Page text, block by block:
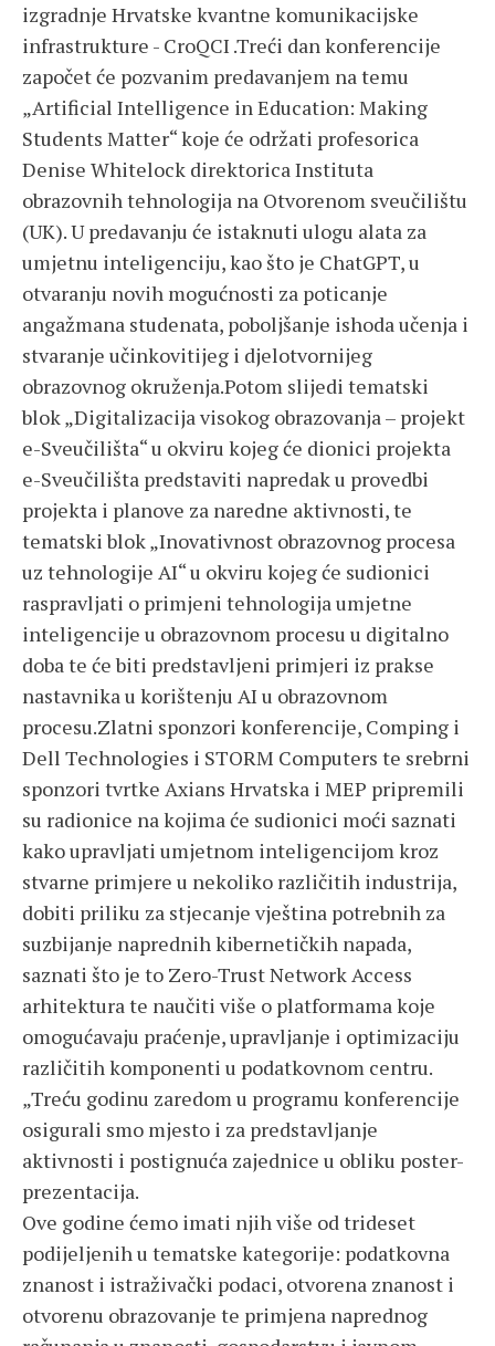
izgradnje Hrvatske kvantne komunikacijske
infrastrukture - CroQCI .Treći dan konferencije
započet će pozvanim predavanjem na temu
„Artificial Intelligence in Education: Making
Students Matter“ koje će održati profesorica
Denise Whitelock direktorica Instituta
obrazovnih tehnologija na Otvorenom sveučilištu
(UK). U predavanju će istaknuti ulogu alata za
umjetnu inteligenciju, kao što je ChatGPT, u
otvaranju novih mogućnosti za poticanje
angažmana studenata, poboljšanje ishoda učenja i
stvaranje učinkovitijeg i djelotvornijeg
obrazovnog okruženja.Potom slijedi tematski
blok „Digitalizacija visokog obrazovanja – projekt
e-Sveučilišta“ u okviru kojeg će dionici projekta
e-Sveučilišta predstaviti napredak u provedbi
projekta i planove za naredne aktivnosti, te
tematski blok „Inovativnost obrazovnog procesa
uz tehnologije AI“ u okviru kojeg će sudionici
raspravljati o primjeni tehnologija umjetne
inteligencije u obrazovnom procesu u digitalno
doba te će biti predstavljeni primjeri iz prakse
nastavnika u korištenju AI u obrazovnom
procesu.Zlatni sponzori konferencije, Comping i
Dell Technologies i STORM Computers te srebrni
sponzori tvrtke Axians Hrvatska i MEP pripremili
su radionice na kojima će sudionici moći saznati
kako upravljati umjetnom inteligencijom kroz
stvarne primjere u nekoliko različitih industrija,
dobiti priliku za stjecanje vještina potrebnih za
suzbijanje naprednih kibernetičkih napada,
saznati što je to Zero-Trust Network Access
arhitektura te naučiti više o platformama koje
omogućavaju praćenje, upravljanje i optimizaciju
različitih komponenti u podatkovnom centru.
„Treću godinu zaredom u programu konferencije
osigurali smo mjesto i za predstavljanje
aktivnosti i postignuća zajednice u obliku poster-
prezentacija.
Ove godine ćemo imati njih više od trideset
podijeljenih u tematske kategorije: podatkovna
znanost i istraživački podaci, otvorena znanost i
otvorenu obrazovanje te primjena naprednog